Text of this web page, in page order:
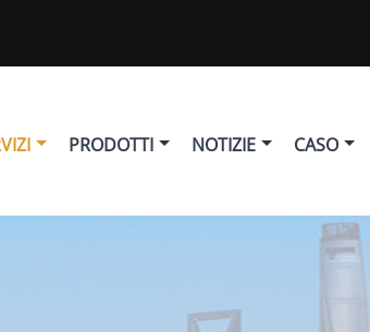
PRODOTTI NOTIZIE CASO